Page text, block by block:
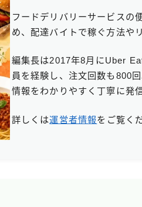
フードデリバリーサービスの
め、配達バイトで稼ぐ方法や
編集長は2017年8月にUber
員を経験し、注文回数も800
情報をわかりやすく丁寧に発
詳しくは運営者情報をご覧く